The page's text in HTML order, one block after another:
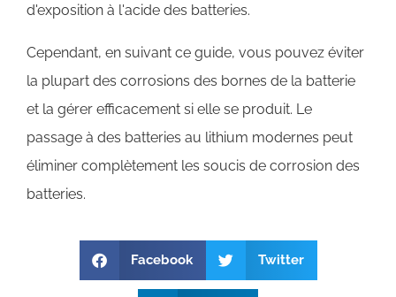
d'exposition à l'acide des batteries.
Cependant, en suivant ce guide, vous pouvez éviter
la plupart des corrosions des bornes de la batterie
et la gérer efficacement si elle se produit. Le
passage à des batteries au lithium modernes peut
éliminer complètement les soucis de corrosion des
batteries.
Facebook Twitter